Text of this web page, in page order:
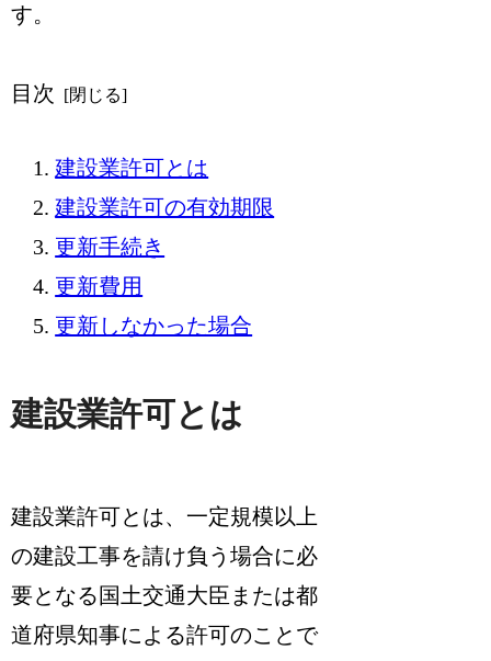
す。
目次
建設業許可とは
建設業許可の有効期限
更新手続き
更新費用
更新しなかった場合
建設業許可とは
建設業許可とは、一定規模以上
の建設工事を請け負う場合に必
要となる国土交通大臣または都
道府県知事による許可のことで